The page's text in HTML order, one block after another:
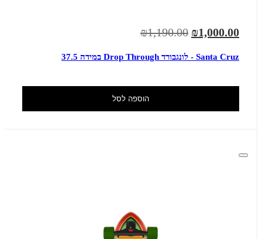
₪1,000.00
₪1,190.00
Santa Cruz - לונגבורד Drop Through במידה 37.5
הוספה לסל